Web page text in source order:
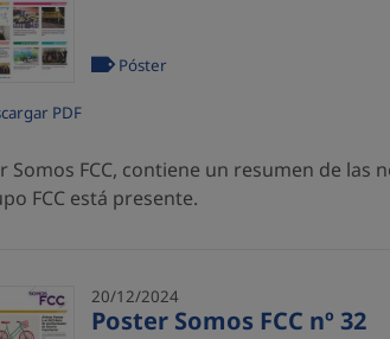
PDF
Póster
Somos FCC, contiene un resumen de
FCC está presente.
20/12/2024
Poster Somos FCC nº 32